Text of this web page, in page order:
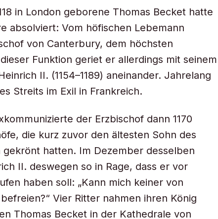
in London geborene Thomas Becket hatte
absolviert: Vom höfischen Lebemann
von Canterbury, dem höchsten
Funktion geriet er allerdings mit seinem
II. (1154–1189) aneinander. Jahrelang
Streits im Exil in Frankreich.
der Erzbischof dann 1170
die kurz zuvor den ältesten Sohn des
hatten. Im Dezember desselben
II. deswegen so in Rage, dass er vor
haben soll: „Kann mich keiner von
Vier Ritter nahmen ihren König
Thomas Becket in der Kathedrale von